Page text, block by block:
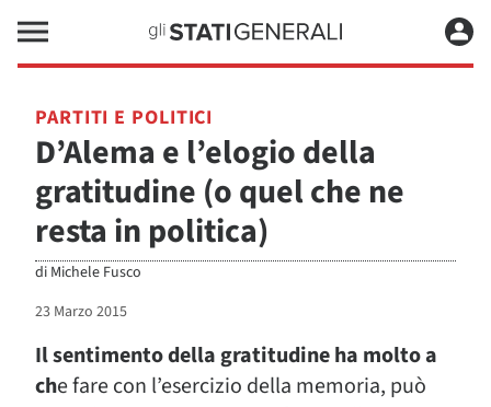
PARTITI E POLITICI
D’Alema e l’elogio della
gratitudine (o quel che ne
resta in politica)
di Michele Fusco
23 Marzo 2015
Il sentimento della gratitudine ha molto a
che fare con l’esercizio della memoria, può